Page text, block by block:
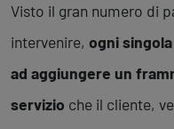
Visto il gran numero di
intervenire, ogni
ad aggiungere un
servizio che il cliente,